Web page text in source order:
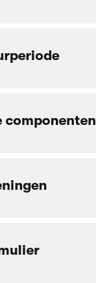
componenten